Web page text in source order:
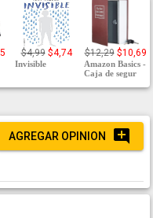
$4,99 $4,74
Invisible
$12,29 $10,69
Amazon Basics -
Caja de segur
AGREGAR OPINION